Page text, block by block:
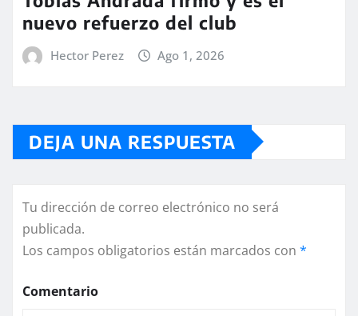
nuevo refuerzo del club
Hector Perez Ago 1, 2026
DEJA UNA RESPUESTA
Tu dirección de correo electrónico no será
publicada.
Los campos obligatorios están marcados con *
Comentario